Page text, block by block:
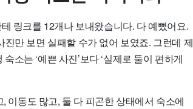
링크를 12개나 보내왔습니다. 다 예뻤어요.
만 보면 실패할 수가 없어 보였죠. 그런데 제
소는 ‘예쁜 사진’보다 ‘실제로 둘이 편하게
이동도 많고, 둘 다 피곤한 상태에서 숙소에